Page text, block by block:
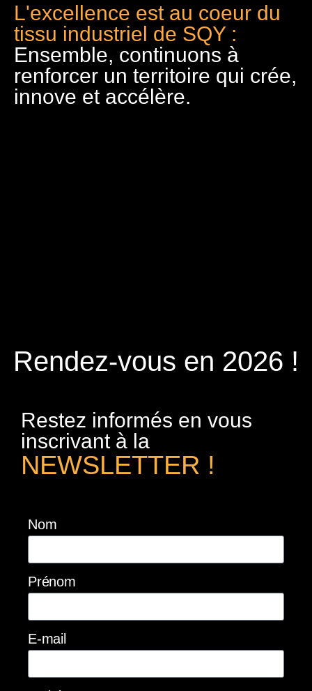
L'excellence est au coeur du
tissu industriel de SQY :
Ensemble, continuons à
renforcer un territoire qui crée,
innove et accélère.
Rendez-vous en 2026 !
Restez informés en vous
inscrivant à la
NEWSLETTER !
Nom
Prénom
E-mail